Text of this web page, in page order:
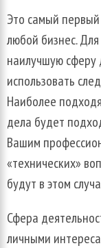
Это самый первый
любой бизнес.Для
наилучшуюсферу
использовать
Наиболее
дела будет
Вашим
«технических»
будут вэтом
Сфера
личными